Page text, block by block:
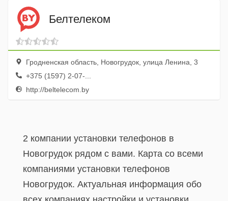
Белтелеком
Гродненская область, Новогрудок, улица Ленина, 3
+375 (1597) 2-07-...
http://beltelecom.by
2 компании установки телефонов в
Новогрудок рядом с вами. Карта со всеми
компаниями установки телефонов
Новогрудок. Актуальная информация обо